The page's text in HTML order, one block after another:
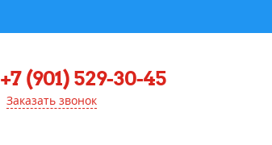
+7 (901) 529-30-45
Заказать звонок